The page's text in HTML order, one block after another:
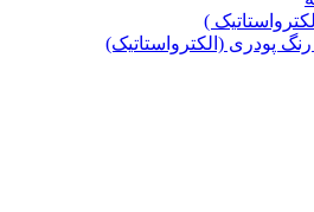
)
پودری (الکترواستاتیک)